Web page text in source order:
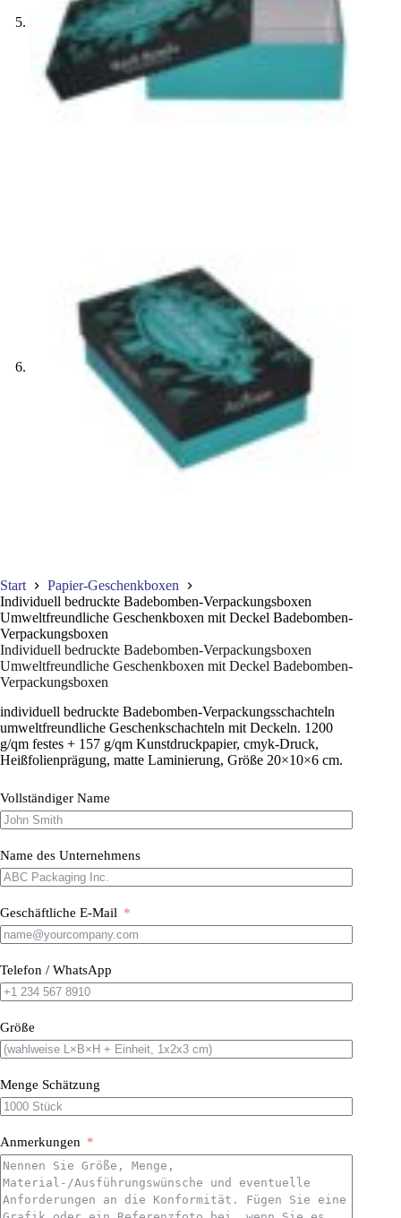
Start
Papier-Geschenkboxen
Individuell bedruckte Badebomben-Verpackungsboxen
Umweltfreundliche Geschenkboxen mit Deckel Badebomben-
Verpackungsboxen
Individuell bedruckte Badebomben-Verpackungsboxen
Umweltfreundliche Geschenkboxen mit Deckel Badebomben-
Verpackungsboxen
individuell bedruckte Badebomben-Verpackungsschachteln
umweltfreundliche Geschenkschachteln mit Deckeln. 1200
g/qm festes + 157 g/qm Kunstdruckpapier, cmyk-Druck,
Heißfolienprägung, matte Laminierung, Größe 20×10×6 cm.
Vollständiger Name
Name des Unternehmens
Geschäftliche E-Mail
Telefon / WhatsApp
Größe
Menge Schätzung
Anmerkungen